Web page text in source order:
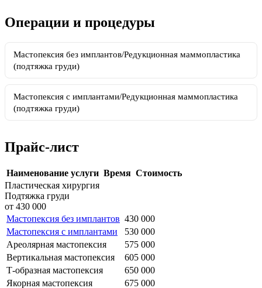
Операции и процедуры
Мастопексия без имплантов/Редукционная маммопластика
(подтяжка груди)
Мастопексия с имплантами/Редукционная маммопластика
(подтяжка груди)
Прайс-лист
Наименование услуги Время Стоимость
Пластическая хирургия
Подтяжка груди
от 430 000
Мастопексия без имплантов 430 000
Мастопексия с имплантами
530 000
Ареолярная мастопексия
575 000
Вертикальная мастопексия
605 000
Т-образная мастопексия
650 000
Якорная мастопексия
675 000